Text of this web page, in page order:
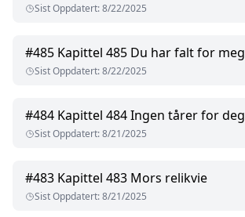
Sist Oppdatert:8/22/2025
#485 Kapittel 485 Du har falt for meg
Sist Oppdatert:8/22/2025
#484 Kapittel 484 Ingen tårer for deg
Sist Oppdatert:8/21/2025
#483 Kapittel 483 Mors relikvie
Sist Oppdatert:8/21/2025